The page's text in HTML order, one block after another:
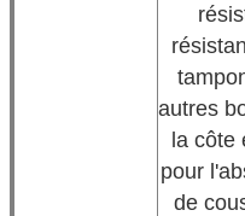
autres
la côte
pour
de